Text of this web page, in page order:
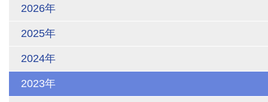
2026年
2025年
2024年
2023年